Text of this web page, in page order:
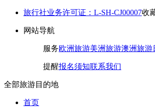
旅行社业务许可证：L-SH-CJ00007收
网站导航
服务欧洲旅游美洲旅游澳洲旅游
提醒报名须知联系我们
全部旅游目的地
首页